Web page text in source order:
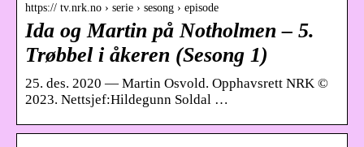
https:// tv.nrk.no › serie › sesong › episode
Ida og Martin på Notholmen – 5.
Trøbbel i åkeren (Sesong 1)
25. des. 2020 — Martin Osvold. Opphavsrett NRK ©
2023. Nettsjef:Hildegunn Soldal …